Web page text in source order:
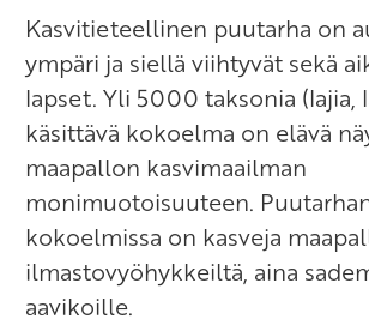
Kasvitieteellinen puutarha on
ympäri ja siellä viihtyvät sekä
lapset. Yli 5000 taksonia (lajia,
käsittävä kokoelma on elävä
maapallon kasvimaailman
monimuotoisuuteen.
kokoelmissa on kasveja
ilmastovyöhykkeiltä, aina
aavikoille.